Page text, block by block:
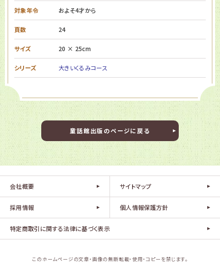
対象年令 およそ4才から
頁数 24
サイズ 20 × 25cm
シリーズ 大きいくるみコース
童話館出版のページに戻る
会社概要 サイトマップ
採用情報 個人情報保護方針
特定商取引に関する法律に基づく表示
このホームページの文章・画像の無断転載・使用・コピーを禁じます。